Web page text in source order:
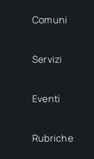
Vini Dei